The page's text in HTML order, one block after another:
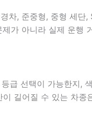
, 준중형, 중형 세단,
가 아니라 실제 운행
급 선택이 가능한지,
길어질 수 있는 차